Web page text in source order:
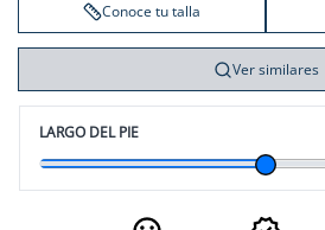
Conoce tu talla
Ver similares
LARGO DEL PIE